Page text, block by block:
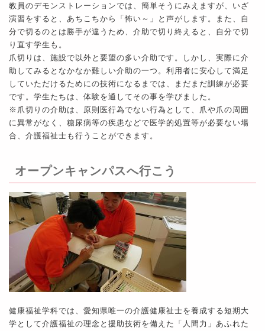
教員のデモンストレーションでは、簡単そうにみえますが、いざ
演習をすると、あちこちから「怖い～」と声がします。また、自
分で切るのとは勝手が違うため、介助で切り終えると、自分で切
り直す学生も。
爪切りは、施設で以外と要望の多い介助です。しかし、実際に介
助してみるとなかなか難しい介助の一つ。利用者に安心して満足
していただけるためにの技術になるまでは、まだまだ訓練が必要
です。学生たちは、体験を通してその事を学びました。
※爪切りの介助は、原則医行為でない行為として、爪や爪の周囲
に異常がなく、糖尿病等の疾患などで医学的処置等が必要ない場
合、介護福祉士も行うことができます。
オープンキャンパスへ行こう
健康福祉学科では、愛知県唯一の介護健康祉士を養成する短期大
学として介護福祉の理念と援助技術を備えた「人間力」あふれた